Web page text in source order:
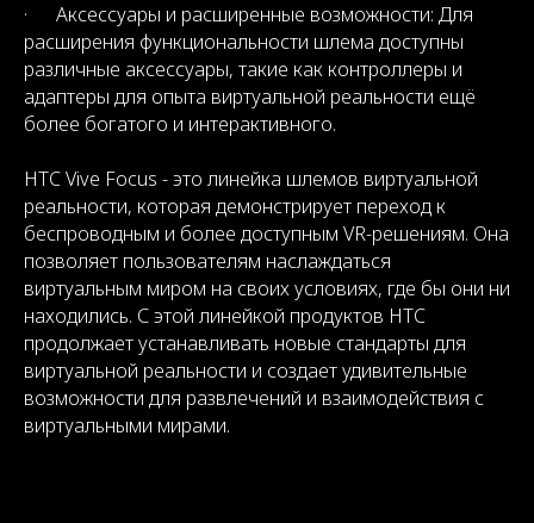
· Аксессуары и расширенные возможности: Для
расширения функциональности шлема доступны
различные аксессуары, такие как контроллеры и
адаптеры для опыта виртуальной реальности ещё
более богатого и интерактивного.
HTC Vive Focus - это линейка шлемов виртуальной
реальности, которая демонстрирует переход к
беспроводным и более доступным VR-решениям. Она
позволяет пользователям наслаждаться
виртуальным миром на своих условиях, где бы они ни
находились. С этой линейкой продуктов HTC
продолжает устанавливать новые стандарты для
виртуальной реальности и создает удивительные
возможности для развлечений и взаимодействия с
виртуальными мирами.